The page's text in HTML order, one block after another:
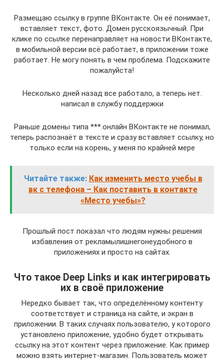
Размещаю ссылку в группе ВКонтакте. Он её понимает,
вставляет текст, фото. Домен русскоязычный. При
клике по ссылке перенаправляет на новости ВКонтакте,
в мобильной версии всё работает, в приложении тоже
работает. Не могу понять в чем проблема. Подскажите
пожалуйста!
Несколько дней назад все работало, а теперь нет.
написал в службу поддержки
Раньше домены типа ***.онлайн ВКонтакте не понимал,
теперь распознаёт в тексте и сразу вставляет ссылку, но
только если на корень, у меня по крайней мере
Читайте также: Как изменить место учебы в
вк с телефона – Как поставить в контакте
«Место учебы»?
Прошлый пост показал что людям нужны решения
избавления от рекламылишнегонеудобного в
приложениях и просто на сайтах.
Что такое Deep Links и как интегрировать
их в своё приложение
Нередко бывает так, что определённому контенту
соответствует и страница на сайте, и экран в
приложении. В таких случаях пользователю, у которого
установлено приложение, удобно будет открывать
ссылку на этот контент через приложение. Как пример
можно взять интернет-магазин. Пользователь может